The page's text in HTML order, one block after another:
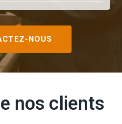
NOUS
nos clients